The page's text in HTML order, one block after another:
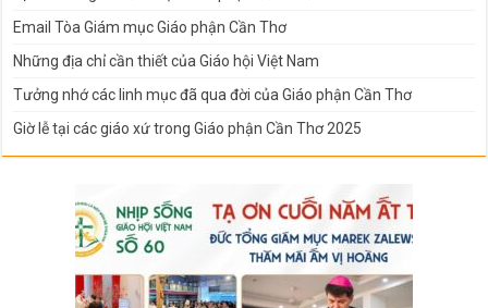
Email Tòa Giám mục Giáo phận Cần Thơ
Những địa chỉ cần thiết của Giáo hội Việt Nam
Tưởng nhớ các linh mục đã qua đời của Giáo phận Cần Thơ
Giờ lễ tại các giáo xứ trong Giáo phận Cần Thơ 2025